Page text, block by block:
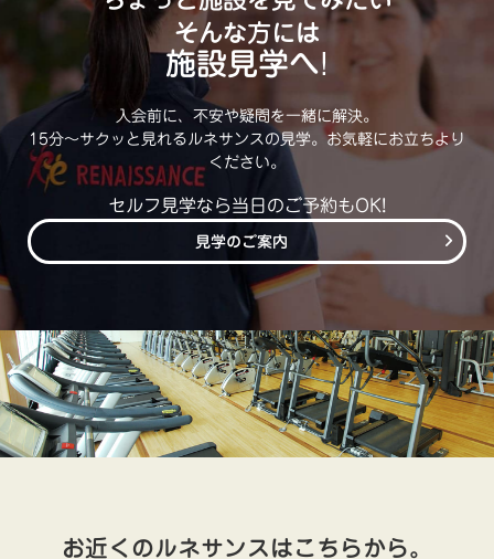
そんな方には
施設見学へ!
入会前に、不安や疑問を一緒に解決。
15分～サクッと見れるルネサンスの見学。お気軽にお立ちより
ください。
セルフ見学なら当日のご予約もOK!
見学のご案内
お近くのルネサンスはこちらから。